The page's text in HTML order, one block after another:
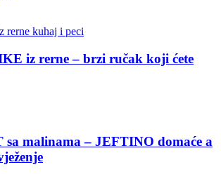
iz rerne – brzi ručak koji ćete
sa malinama – JEFTINO domaće a